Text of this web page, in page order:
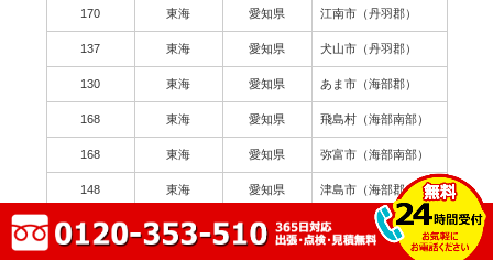
170 東海 愛知県 江南市（丹羽郡）
137 東海 愛知県 犬山市（丹羽郡）
130 東海 愛知県 あま市（海部郡）
168 東海 愛知県 飛島村（海部南部）
168 東海 愛知県 弥富市（海部南部）
148 東海 愛知県 津島市（海部郡）
209 東海 愛知県 常滑市（知多郡）